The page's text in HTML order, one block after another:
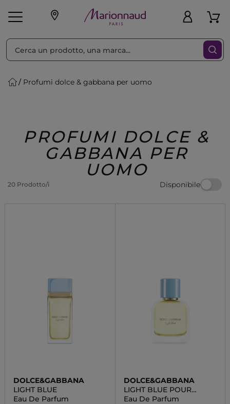
Make-up Profumi
Regalo
Profumi dolce & gabbana per uomo
PROFUMI DOLCE &
GABBANA PER
UOMO
20 Prodotto/i Disponibile
Ordina per Filtra
DOLCE&GABBANA
LIGHT BLUE
Eau De Parfum
DOLCE&GABBANA
LIGHT BLUE POUR
HOMME
Eau De Parfum